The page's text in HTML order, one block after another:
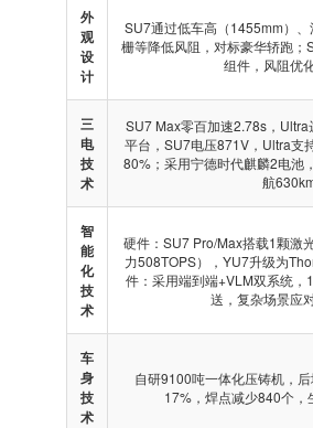
外
观
设
计
SU7通过低车高（1455mm）
栅等降低风阻，对标豪华轿跑
组件，风阻优
三
电
技
术
SU7 Max零百加速2.78s，
平台，SU7电压871V，Ultra支
80%；采用宁德时代麒麟2电池
航
智
能
化
技
术
硬件：SU7 Pro/Max搭载1颗激
力508TOPS），YU7升级为
件：采用端到端+VLM双系统，
送，复杂场景应
车
身
技
术
自研9100吨一体化压铸机，
17%，焊点减少840个，